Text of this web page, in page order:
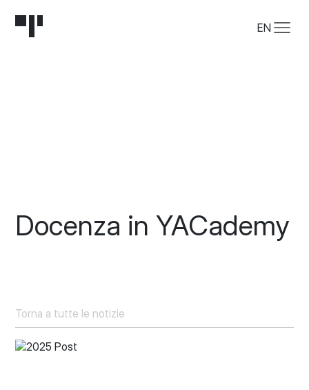
EN
Docenza in YACademy
Torna a tutte le notizie